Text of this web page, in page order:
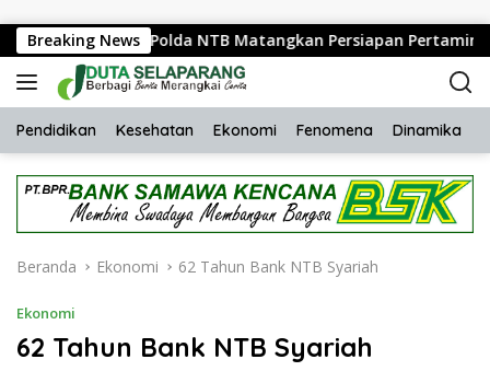
Breaking News
dan Polda NTB Matangkan Persiapan Pertamina
Pendidikan Kesehatan Ekonomi Fenomena Dinamika
Beranda Ekonomi 62 Tahun Bank NTB Syariah
Ekonomi
62 Tahun Bank NTB Syariah